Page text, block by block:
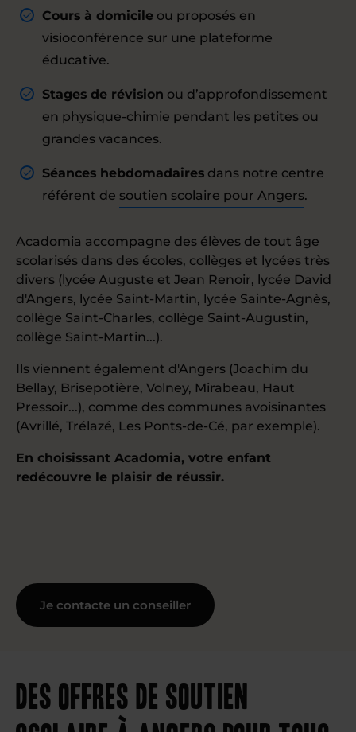
Cours à domicile ou proposés en
visioconférence sur une plateforme
éducative.
Stages de révision ou d’approfondissement
en physique-chimie pendant les petites ou
grandes vacances.
Séances hebdomadaires dans notre centre
référent de soutien scolaire pour Angers.
Acadomia accompagne des élèves de tout âge
scolarisés dans des écoles, collèges et lycées très
divers (lycée Auguste et Jean Renoir, lycée David
d'Angers, lycée Saint-Martin, lycée Sainte-Agnès,
collège Saint-Charles, collège Saint-Augustin,
collège Saint-Martin...).
Ils viennent également d'Angers (Joachim du
Bellay, Brisepotière, Volney, Mirabeau, Haut
Pressoir...), comme des communes avoisinantes
(Avrillé, Trélazé, Les Ponts-de-Cé, par exemple).
En choisissant Acadomia, votre enfant
redécouvre le plaisir de réussir.
Je contacte un conseiller
Des offres de soutien